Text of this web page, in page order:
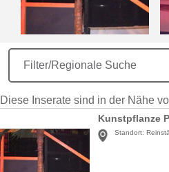
Filter/Regionale Suche
Diese Inserate sind in der Nähe
Kunstpflanze
Standort: